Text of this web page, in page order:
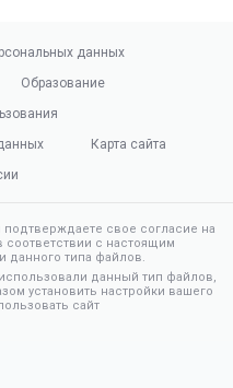
данных
Образование
Карта сайта
свое согласие на
с настоящим
данного типа файлов.
данный тип файлов,
установить настройки вашего
сайт